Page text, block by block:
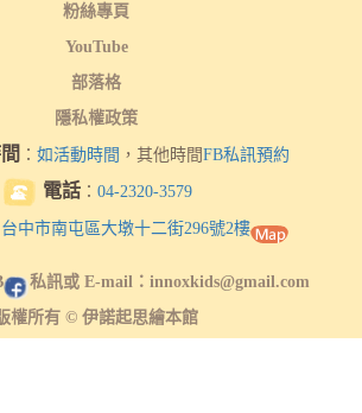
粉絲專頁
YouTube
部落格
隱私權政策
： 如活動時間 ，其他時間FB私訊預約
電話： 04-2320-3579
台中市南屯區大墩十二街296號2樓
私訊或 E-mail：innoxkids@gmail.com
權所有 © 伊諾起思繪本館